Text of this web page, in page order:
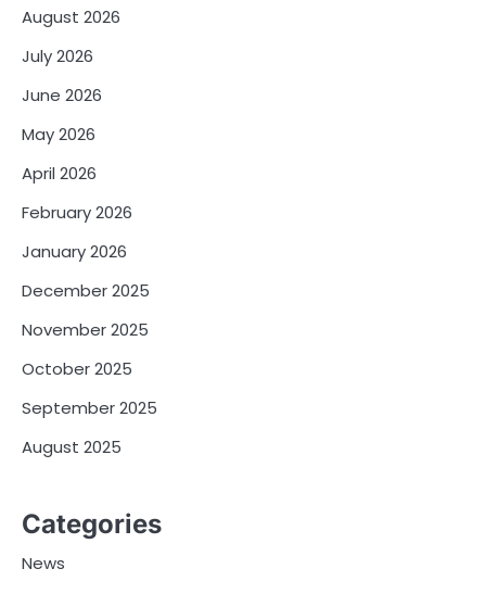
August 2026
July 2026
June 2026
May 2026
April 2026
February 2026
January 2026
December 2025
November 2025
October 2025
September 2025
August 2025
Categories
News